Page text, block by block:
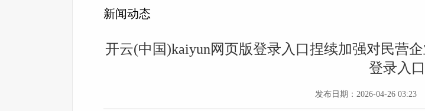
新闻动态
开云(中国)kaiyun网页版登录入口捏续加强对民营
登录入口
发布日期：2026-04-26 03:23